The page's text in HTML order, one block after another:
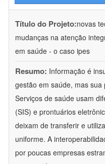
Título do Projeto:novas
mudanças na atenção
em saúde - o caso ipes
Resumo: Informação é
gestão em saúde, mas
Serviços de saúde usam
(SIS) e prontuários
deixam de transferir e
uniforme. A
por poucas empresas